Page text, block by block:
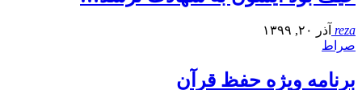
reza آذر ۲۰, ۱۳۹۹
صراط
برنامه ویژه حفظ قرآن